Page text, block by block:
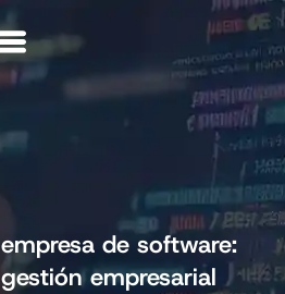
de software:
empresarial